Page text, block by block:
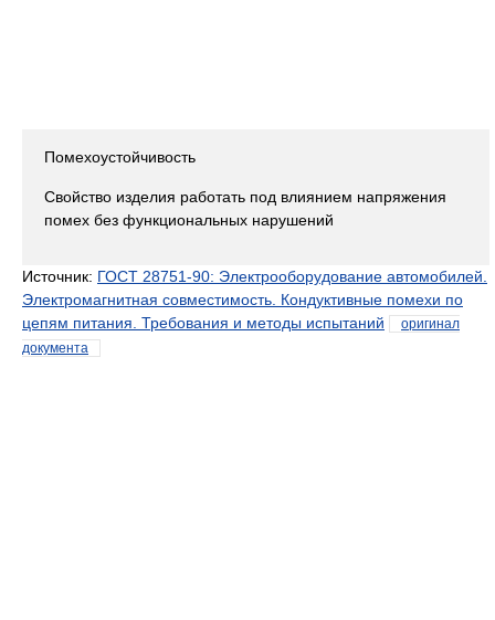
Помехоустойчивость
Свойство изделия работать под влиянием напряжения
помех без функциональных нарушений
Источник: ГОСТ 28751-90: Электрооборудование автомобилей.
Электромагнитная совместимость. Кондуктивные помехи по
цепям питания. Требования и методы испытаний
оригинал
документа